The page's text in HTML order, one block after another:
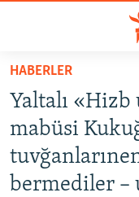
Esas
qaytmaq
Baş
navigatsiyağa
qaytmaq
Qıdıruvğa
HABERLER
SİYASET
İQTİSADİYAT
HABERLER
Yaltalı «Hizb
mabüsi
bermediler –